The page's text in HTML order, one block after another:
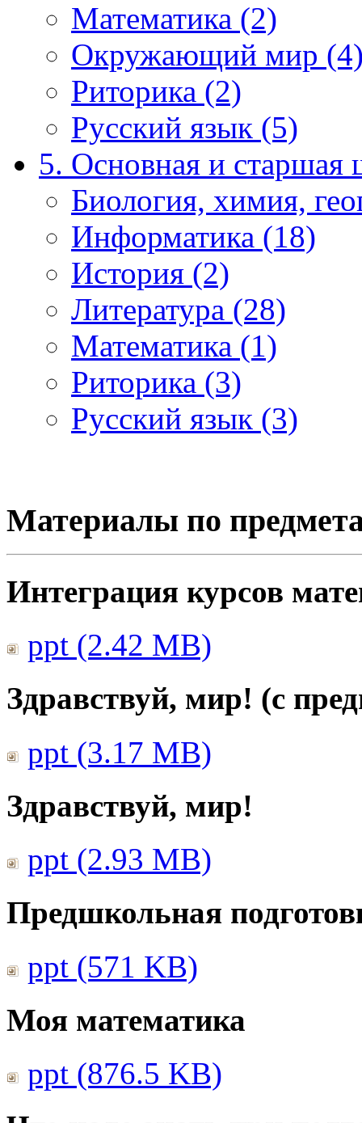
Математика (2)
Окружающий мир
Риторика (2)
Русский язык (5)
5. Основная и старшая
Биология, химия,
Информатика (18)
История (2)
Литература (28)
Математика (1)
Риторика (3)
Русский язык (3)
Материалы по
Интеграция курсов
ppt (2.42 MB)
Здравствуй, мир! (с
ppt (3.17 MB)
Здравствуй, мир!
ppt (2.93 MB)
Предшкольная
ppt (571 KB)
Моя математика
ppt (876.5 KB)